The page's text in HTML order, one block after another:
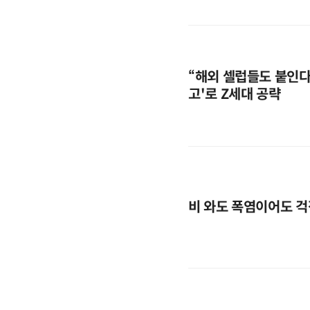
“해외 셀럽들도 붙인
고'로 Z세대 공략
비 와도 폭염이어도